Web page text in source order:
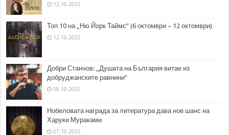
12.10.2025
Топ 10 на „Ню Йорк Таймс” (6 октомври – 12 октомври)
12.10.2025
Добри Станчов: „Душата на България витае из
добруджанските равнини“
08.10.2025
Нобеловата награда за литература дава нов шанс на
Харуки Мураками
07.10.2025